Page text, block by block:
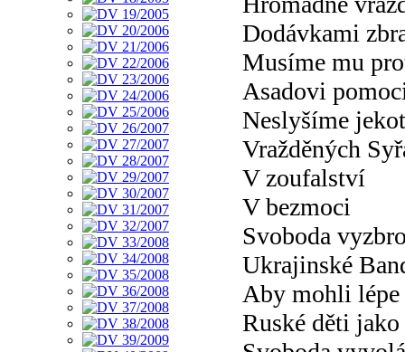
Dodávkami
Musíme mu
Asadovi
Neslyšíme jekot
Vražděných
V zoufalství
V bezmoci
Svoboda
Ukrajinské
Aby mohli
Ruské děti jako